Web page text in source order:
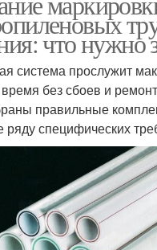
что нужно
система прослужит
без сбоев и
правильные
специфических